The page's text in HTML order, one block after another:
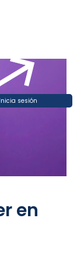
Inicia sesión
en